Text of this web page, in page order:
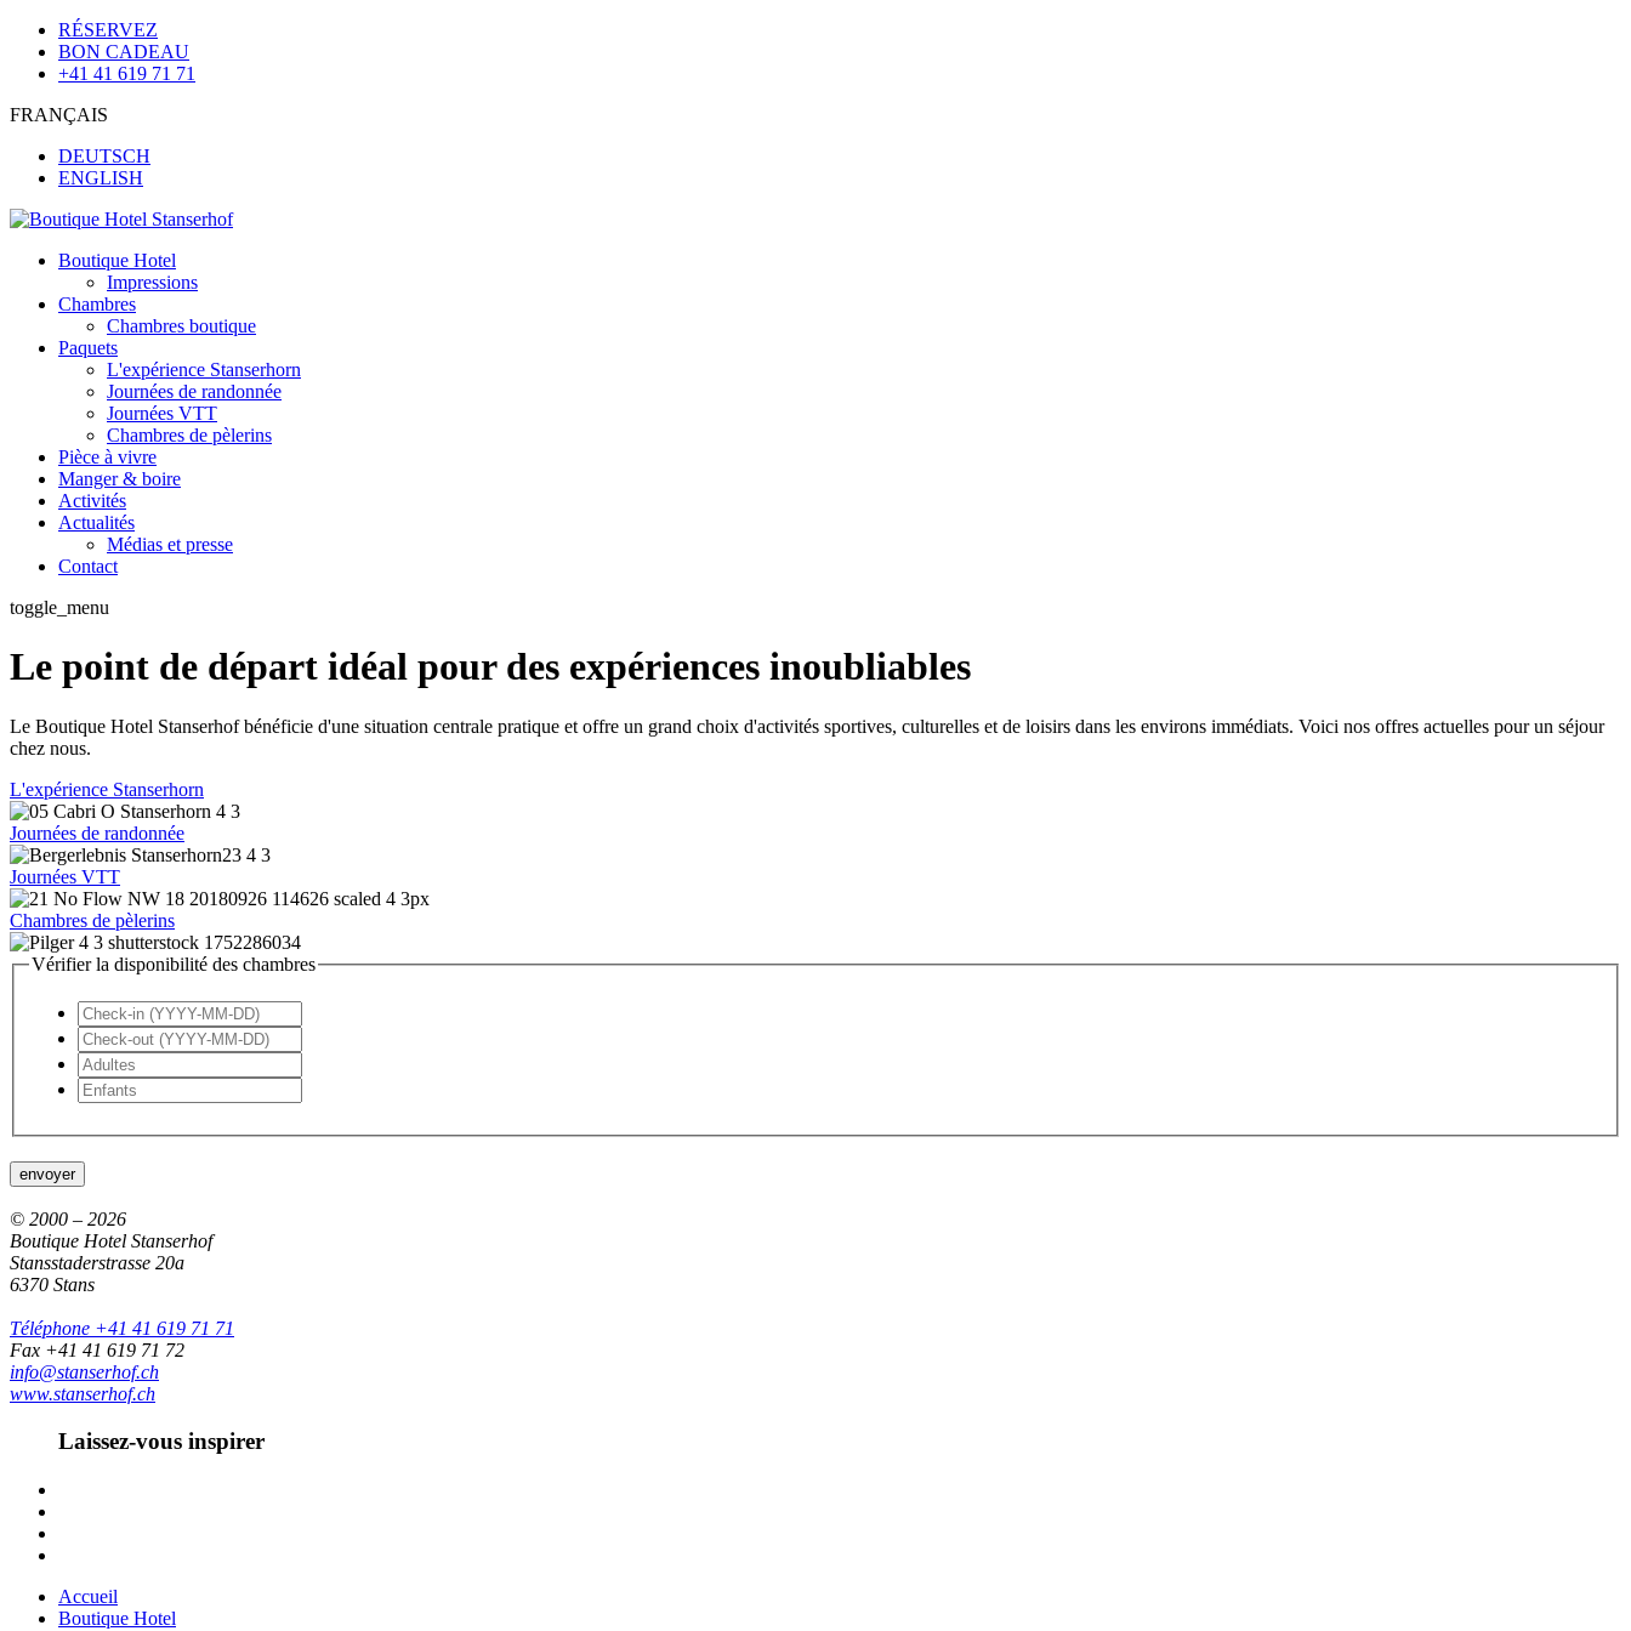
RÉSERVEZ
BON CADEAU
+41 41 619 71 71
FRANÇAIS
DEUTSCH
ENGLISH
Boutique Hotel
Impressions
Chambres
Chambres boutique
Paquets
L'expérience Stanserhorn
Journées de randonnée
Journées VTT
Chambres de pèlerins
Pièce à vivre
Manger & boire
Activités
Actualités
Médias et presse
Contact
toggle_menu
Le point de départ idéal pour des expériences inoubliables
Le Boutique Hotel Stanserhof bénéficie d'une situation centrale pratique et offre un grand choix d'activités sportives, culturelles et de loisirs dans les environs immédiats. Voici nos offres actuelles pour un séjour
chez nous.
L'expérience Stanserhorn
Journées de randonnée
Journées VTT
Chambres de pèlerins
Vérifier la disponibilité des chambres
envoyer
© 2000 – 2026
Boutique Hotel Stanserhof
Stansstaderstrasse 20a
6370 Stans
Téléphone +41 41 619 71 71
Fax +41 41 619 71 72
info@stanserhof.ch
www.stanserhof.ch
Laissez-vous inspirer
Accueil
Boutique Hotel